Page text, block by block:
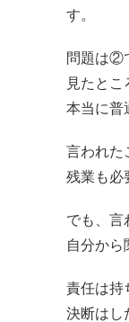
す。
問題は②
見たとこ
本当に普
言われた
残業も必
でも、言
自分から
責任は持
決断はし